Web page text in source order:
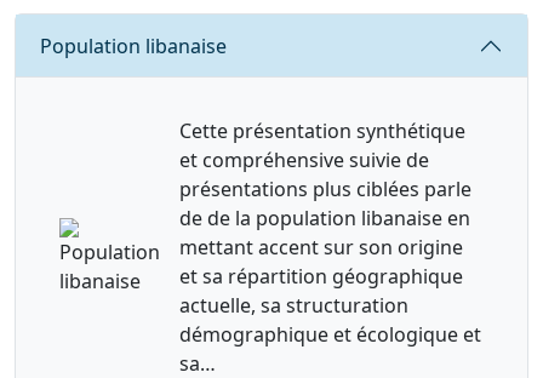
Requête
Population libanaise
Cette présentation synthétique
et compréhensive suivie de
présentations plus ciblées parle
de de la population libanaise en
mettant accent sur son origine
et sa répartition géographique
actuelle, sa structuration
démographique et écologique et
sa…